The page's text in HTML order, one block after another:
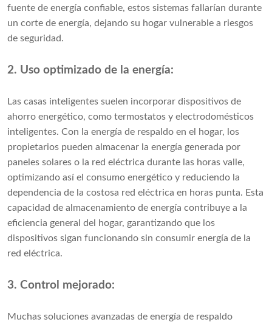
fuente de energía confiable, estos sistemas fallarían durante
un corte de energía, dejando su hogar vulnerable a riesgos
de seguridad.
2. Uso optimizado de la energía:
Las casas inteligentes suelen incorporar dispositivos de
ahorro energético, como termostatos y electrodomésticos
inteligentes. Con la energía de respaldo en el hogar, los
propietarios pueden almacenar la energía generada por
paneles solares o la red eléctrica durante las horas valle,
optimizando así el consumo energético y reduciendo la
dependencia de la costosa red eléctrica en horas punta. Esta
capacidad de almacenamiento de energía contribuye a la
eficiencia general del hogar, garantizando que los
dispositivos sigan funcionando sin consumir energía de la
red eléctrica.
3. Control mejorado:
Muchas soluciones avanzadas de energía de respaldo